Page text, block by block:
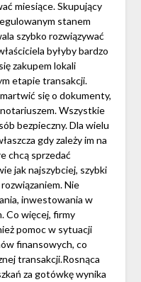
miesiące. Skupujący
stanem
szybko rozwiązywać
byłyby bardzo
zakupem lokali
etapie transakcji.
się o dokumenty,
Wszystkie
bezpieczny. Dla wielu
gdy zależy im na
chcą sprzedać
jak najszybciej, szybki
Nie
inwestowania w
Co więcej, firmy
pomoc w sytuacji
finansowych, co
transakcji.Rosnąca
za gotówkę wynika